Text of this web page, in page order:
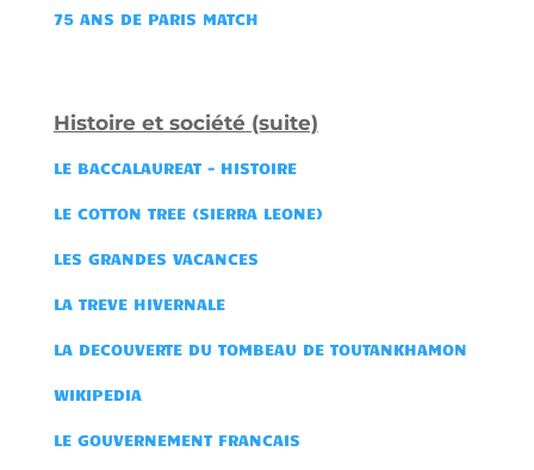
75 ANS DE PARIS MATCH
Histoire et société (suite)
LE BACCALAUREAT - HISTOIRE
LE COTTON TREE (SIERRA LEONE)
LES GRANDES VACANCES
LA TREVE HIVERNALE
LA DECOUVERTE DU TOMBEAU DE TOUTANKHAMON
WIKIPEDIA
LE GOUVERNEMENT FRANCAIS